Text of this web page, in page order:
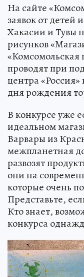
На сайте
заявок от детей
Хакасии и Тувы
рисунков
«Комсомольская
проводят при
центра «Россия»
дня рождения
В конкурсе уже
идеальном
Варвары из
межпланетная
развозят
они на
которые очень
Представьте,
Кто знает,
конкурса